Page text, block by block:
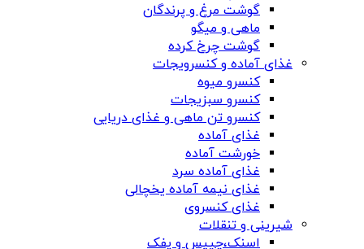
گوشت مرغ و پرندگان
ماهی و میگو
گوشت چرخ کرده
غذای آماده و کنسرویجات
کنسرو میوه
کنسرو سبزیجات
کنسرو تن ماهی و غذای دریایی
غذای آماده
خورشت آماده
غذای آماده سرد
غذای نیمه آماده یخچالی
غذای کنسروی
شیرینی و تنقلات
اسنک،چیپس و پفک